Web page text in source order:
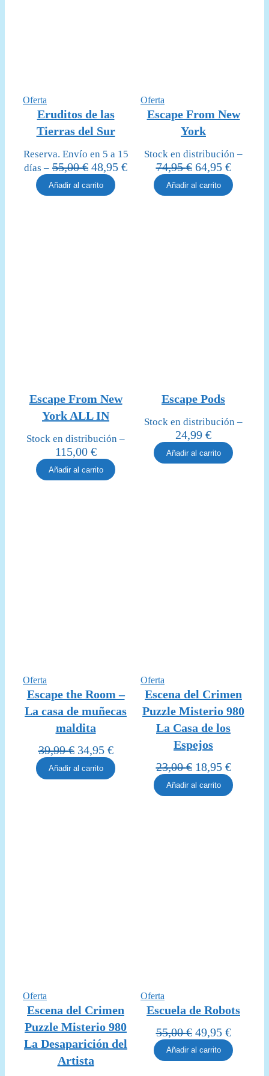
Oferta
oferta
Eruditos de las
Tierras del Sur
Reserva. Envío en 5 a 15
días – 55,00€ El
precio
original
48,95 €El
precio
actual
Añadir al carrito
Oferta
oferta
Escape From New
York
Stock en distribución –
74,95€ El
precio
original
64,95 €El
precio
actual
Añadir al carrito
Escape From New
York ALL IN
Stock en distribución –
115,00 €
Añadir al carrito
Escape Pods
Stock en distribución –
24,99 €
Añadir al carrito
Oferta
en
oferta
Escape the Room –
La casa de muñecas
maldita
39,99€ El
precio
original
34,95 €El
precio
actual
Añadir al carrito
Oferta
en
oferta
Escena del Crimen
Puzzle Misterio 980
La Casa de los
Espejos
23,00€ El
precio
original
18,95 €El
precio
actual
Añadir al carrito
Oferta
oferta
Escena del Crimen
Puzzle Misterio 980
La Desaparición del
Artista
Oferta
oferta
Escuela de Robots
55,00€ El
precio
original
49,95 €El
precio
actual
Añadir al carrito